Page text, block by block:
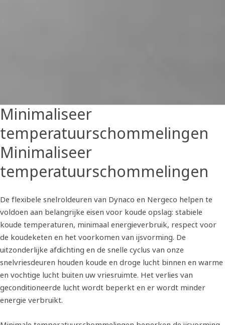
Minimaliseer
temperatuurschommelingen
Minimaliseer
temperatuurschommelingen
De flexibele snelroldeuren van Dynaco en Nergeco helpen te
voldoen aan belangrijke eisen voor koude opslag: stabiele
koude temperaturen, minimaal energieverbruik, respect voor
de koudeketen en het voorkomen van ijsvorming. De
uitzonderlijke afdichting en de snelle cyclus van onze
snelvriesdeuren houden koude en droge lucht binnen en warme
en vochtige lucht buiten uw vriesruimte. Het verlies van
geconditioneerde lucht wordt beperkt en er wordt minder
energie verbruikt.